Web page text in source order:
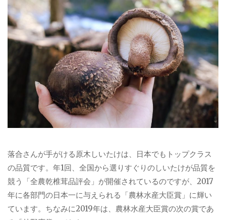
落合さんが手がける原木しいたけは、日本でもトップクラス
の品質です。年1回、全国から選りすぐりのしいたけが品質を
競う「全農乾椎茸品評会」が開催されているのですが、2017
年に各部門の日本一に与えられる「農林水産大臣賞」に輝い
ています。ちなみに2019年は、農林水産大臣賞の次の賞であ